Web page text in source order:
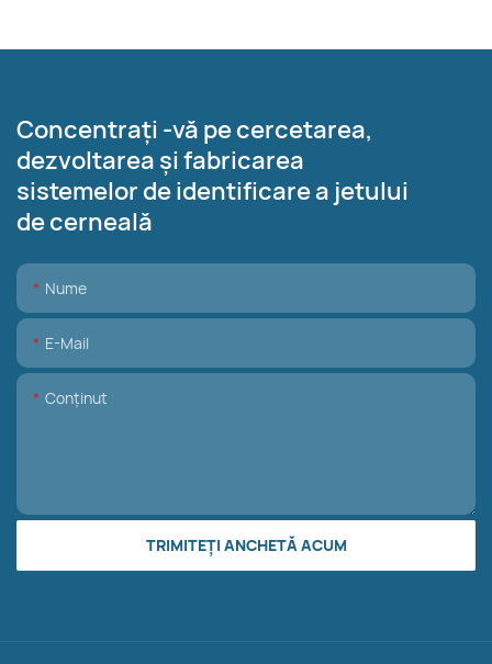
Concentrați -vă pe cercetarea,
dezvoltarea și fabricarea
sistemelor de identificare a jetului
de cerneală
Nume
E-Mail
Conţinut
TRIMITEȚI ANCHETĂ ACUM